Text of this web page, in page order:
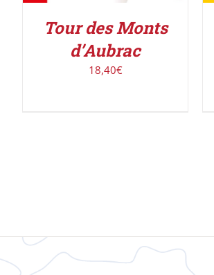
Tour des Monts
d’Aubrac
18,40€